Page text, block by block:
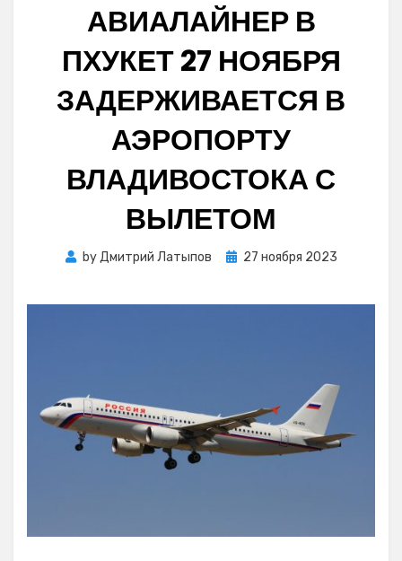
АВИАЛАЙНЕР В
ПХУКЕТ 27 НОЯБРЯ
ЗАДЕРЖИВАЕТСЯ В
АЭРОПОРТУ
ВЛАДИВОСТОКА С
ВЫЛЕТОМ
byДмитрий Латыпов
Posted
27 ноября 2023